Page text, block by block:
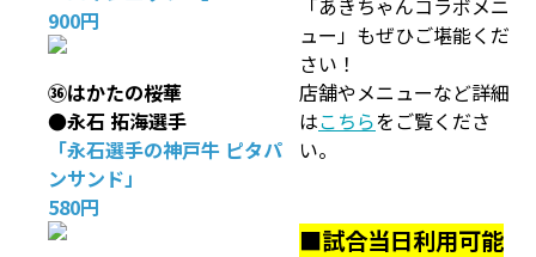
900円
㊱はかたの桜華
●永石 拓海選手
「永石選手の神戸牛 ピタパ
ンサンド」
580円
「あきちゃんコラボメニ
ュー」もぜひご堪能くだ
さい！
店舗やメニューなど詳細
はこちらをご覧くださ
い。
■試合当日利用可能